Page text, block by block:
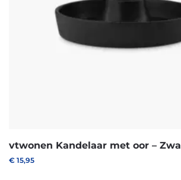
vtwonen Kandelaar met oor –
€ 15,95